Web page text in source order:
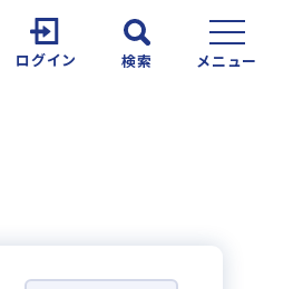
ログイン 検索 メニュー